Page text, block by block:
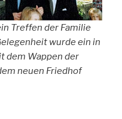
Treffen der Familie
wurde ein in
dem Wappen der
neuen Friedhof